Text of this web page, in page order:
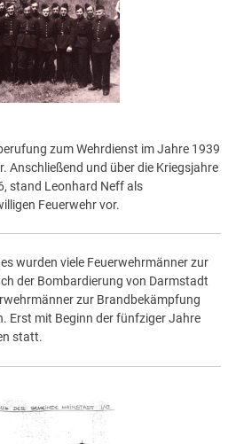
zum Wehrdienst im Jahre 1939
Anschließend und über die Kriegsjahre
stand Leonhard Neff als
Feuerwehr vor.
wurden viele Feuerwehrmänner zur
der Bombardierung von Darmstadt
zur Brandbekämpfung
Erst mit Beginn der fünfziger Jahre
statt.